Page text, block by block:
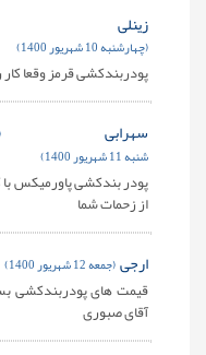
زینلی
(چهارشنبه 10 شهریور 1400)
پودربندکشی قرمز وقعا
سهرابی
شنبه 11 شهریور 1400)
پودر بندکشی پاورمیکس
از زحمات شما
ارجی(جمعه 12 شهریور 1400)
قیمت های پودربندکشی
آقای صبوری